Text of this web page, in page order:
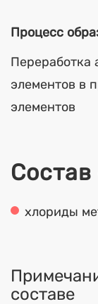
Процесс
Переработка
элементов в
элементов
Состав
хлориды
составе